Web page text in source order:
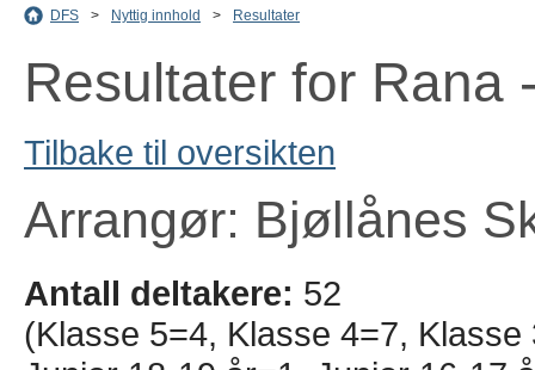
DFS > Nyttig innhold > Resultater
Resultater for Rana
Tilbake til oversikten
Arrangør: Bjøllånes
Antall deltakere: 52
(Klasse 5=4, Klasse 4=7,